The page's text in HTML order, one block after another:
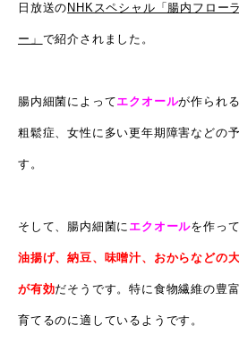
日放送の NHKスペシャル「腸内フロー
ー」 で紹介されました。
腸内細菌によってエクオールが作られ
粗鬆症、女性に多い更年期障害などの
す。
そして、腸内細菌に エクオールを作っ
油揚げ、納豆、味噌汁、おからなどの
が有効だそうです。特に食物繊維の豊
育てるのに適しているようです。